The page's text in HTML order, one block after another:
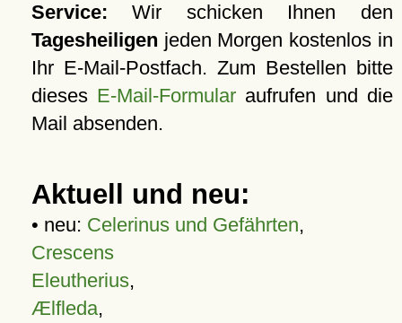
Service: Wir schicken Ihnen den
Tagesheiligen jeden Morgen kostenlos in
Ihr E-Mail-Postfach. Zum Bestellen bitte
dieses E-Mail-Formular aufrufen und die
Mail absenden.
Aktuell und neu:
• neu: Celerinus und Gefährten,
Crescens
Eleutherius,
Ælfleda,